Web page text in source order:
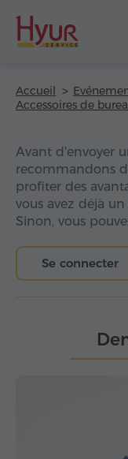
Accueil
Avant d'envoyer
recommandons
profiter des
vous avez déjà
Sinon, vous
Se connecter